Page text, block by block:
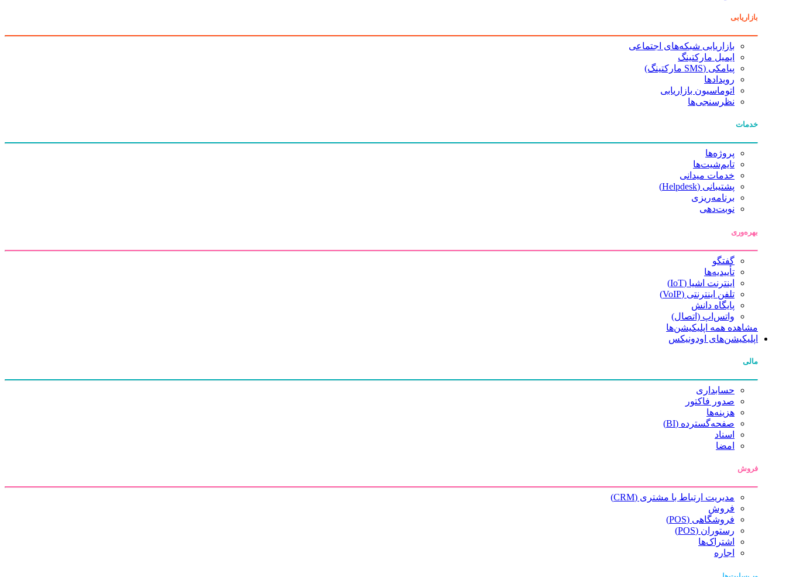
بازاریابی
بازاریابی شبکه‌های اجتماعی
ایمیل مارکتینگ
پیامکی (SMS مارکتینگ)
رویدادها
اتوماسیون بازاریابی
نظرسنجی‌ها
خدمات
پروژه‌ها
تایم‌شیت‌ها
خدمات میدانی
پشتیبانی (Helpdesk)
برنامه‌ریزی
نوبت‌دهی
بهره‌وری
گفتگو
تأییدیه‌ها
اینترنت اشیا (IoT)
تلفن اینترنتی (VoIP)
پایگاه دانش
واتس‌اپ (اتصال)
مشاهده همه اپلیکیشن‌ها
اپلیکیشن‌های اودونیکس
مالی
حسابداری
صدور فاکتور
هزینه‌ها
صفحه‌گسترده (BI)
اسناد
امضا
فروش
مدیریت ارتباط با مشتری (CRM)
فروش
فروشگاهی (POS)
رستوران (POS)
اشتراک‌ها
اجاره